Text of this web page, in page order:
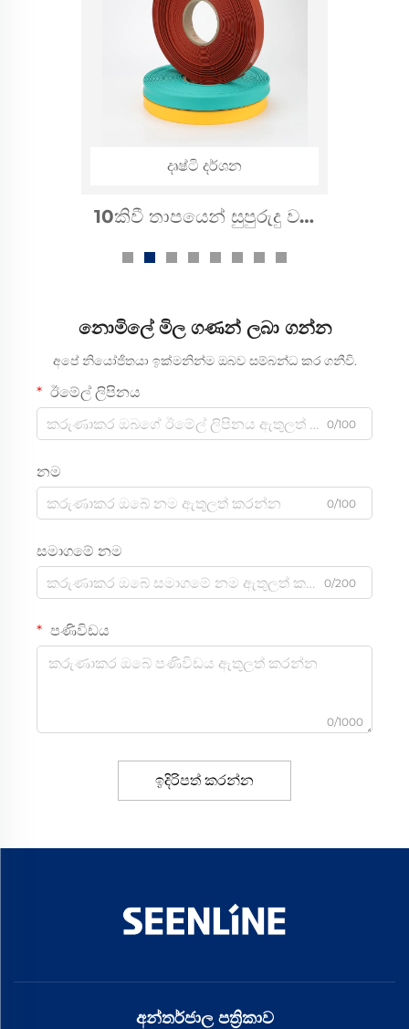
දෘෂ්ටි දර්ශන
1කිලෝවෝල්ට් තාපයෙන්
නොමිලේ මිල ගණන් ලබා ගන්න
අපේ නියෝජිතයා ඉක්මනින්ම ඔබව සම්බන්ධ කර ගනීවි.
ඊමේල් ලිපිනය
0/100
නම
0/100
සමාගමේ නම
0/200
පණිවිඩය
0/1000
ඉදිරිපත් කරන්න
අන්තර්ජාල පත්‍රිකාව